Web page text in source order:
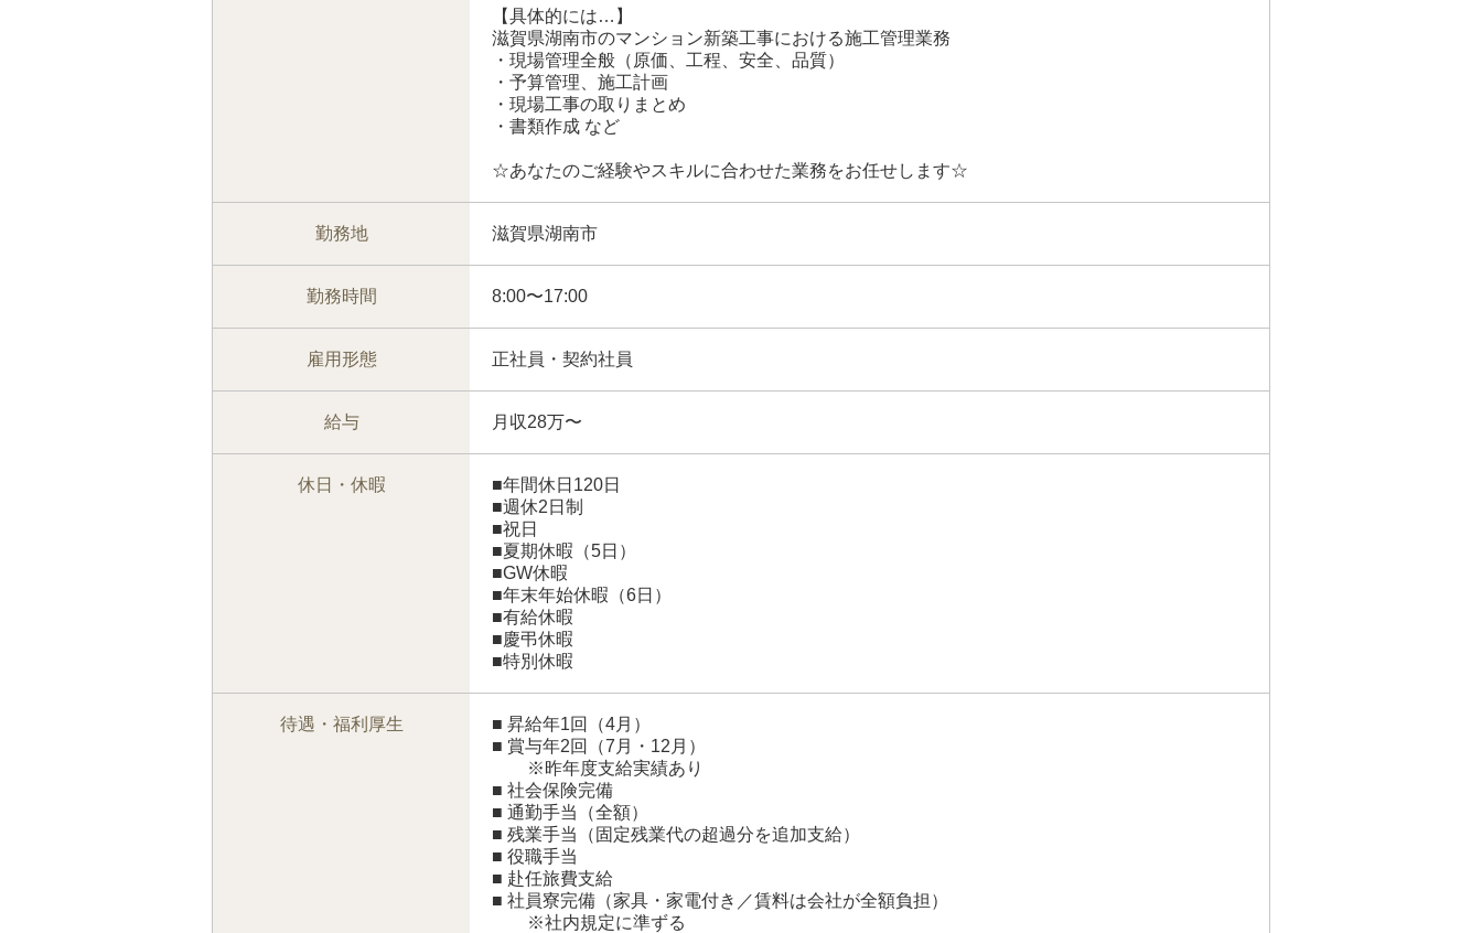
【具体的には…】
滋賀県湖南市のマンション新築工事における施工管理業務
・現場管理全般（原価、工程、安全、品質）
・予算管理、施工計画
・現場工事の取りまとめ
・書類作成 など
☆あなたのご経験やスキルに合わせた業務をお任せします☆
勤務地 滋賀県湖南市
勤務時間 8:00〜17:00
雇用形態 正社員・契約社員
給与 月収28万〜
休日・休暇
■年間休日120日
■週休2日制
■祝日
■夏期休暇（5日）
■GW休暇
■年末年始休暇（6日）
■有給休暇
■慶弔休暇
■特別休暇
待遇・福利厚生
■ 昇給年1回（4月）
■ 賞与年2回（7月・12月）
※昨年度支給実績あり
■ 社会保険完備
■ 通勤手当（全額）
■ 残業手当（固定残業代の超過分を追加支給）
■ 役職手当
■ 赴任旅費支給
■ 社員寮完備（家具・家電付き／賃料は会社が全額負担）
※社内規定に準ずる